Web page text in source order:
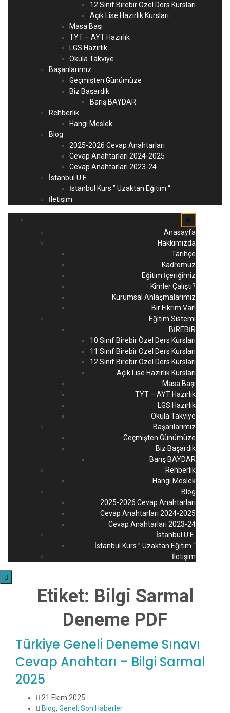
12.Sınıf Birebir Özel Ders Kursları
Açık Lise Hazırlık Kursları
Masa Başı
TYT – AYT Hazırlık
LGS Hazırlık
Okula Takviye
Başarılarımız
Geçmişten Günümüze
Biz Başardık
Barış BAYDAR
Rehberlik
Hangi Meslek
Blog
2025-2026 Cevap Anahtarları
Cevap Anahtarları 2024-2025
Cevap Anahtarları 2023-24
İstanbul U.E.
İstanbul Kurs ” Uzaktan Eğitim “
İletişim
✕
Anasayfa
Hakkımızda
Tarihçe
Kadromuz
Eğitim İçeriğimiz
Kimler Çalıştı?
Kurumsal Anlaşmalarımız
Bir Fikrim Var!
Eğitim Sistemi
BİREBİR
10.Sınıf Birebir Özel Ders Kursları
11.Sınıf Birebir Özel Ders Kursları
12.Sınıf Birebir Özel Ders Kursları
Açık Lise Hazırlık Kursları
Masa Başı
TYT – AYT Hazırlık
LGS Hazırlık
Okula Takviye
Başarılarımız
Geçmişten Günümüze
Biz Başardık
Barış BAYDAR
Rehberlik
Hangi Meslek
Blog
2025-2026 Cevap Anahtarları
Cevap Anahtarları 2024-2025
Cevap Anahtarları 2023-24
İstanbul U.E.
İstanbul Kurs ” Uzaktan Eğitim “
İletişim
Etiket: Bilgi Sarmal
Deneme PDF
Türkiye Geneli Deneme Sınavı
Cevap Anahtarı – Bilgi Sarmal
2025
21 Ekim 2025
Blog, Genel , Son Haberler